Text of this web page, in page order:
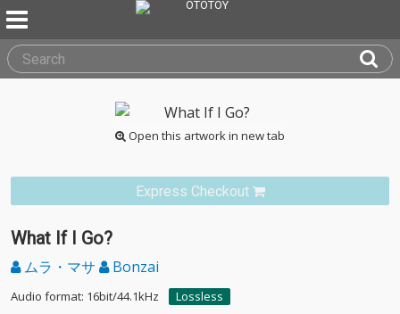
Open this artwork in new tab
Express Checkout
What If I Go?
ムラ・マサ Bonzai
Audio format: 16bit/44.1kHz
Lossless